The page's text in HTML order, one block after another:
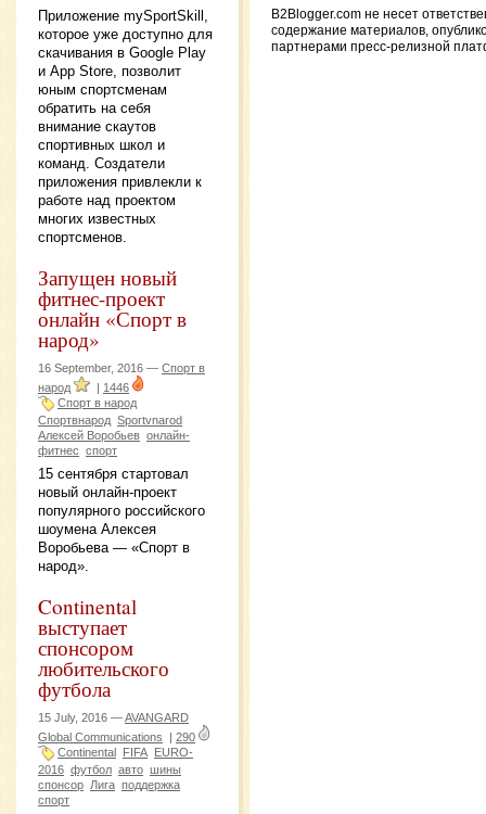
Приложение mySportSkill,
которое уже доступно для
скачивания в Google Play
и App Store, позволит
юным спортсменам
обратить на себя
внимание скаутов
спортивных школ и
команд. Создатели
приложения привлекли к
работе над проектом
многих известных
спортсменов.
Запущен новый
фитнес-проект
онлайн «Спорт в
народ»
16 September, 2016 — Спорт в
народ
| 1446
Спорт в народ
Спортвнарод Sportvnarod
Алексей Воробьев онлайн-
фитнес спорт
15 сентября стартовал
новый онлайн-проект
популярного российского
шоумена Алексея
Воробьева — «Спорт в
народ».
Continental
выступает
спонсором
любительского
футбола
15 July, 2016 —AVANGARD
Global Communications | 290
Continental FIFA EURO-
2016 футбол авто шины
спонсор Лига поддержка
спорт
B2Blogger.com не несет
содержание материалов,
партнерами пресс-релизной